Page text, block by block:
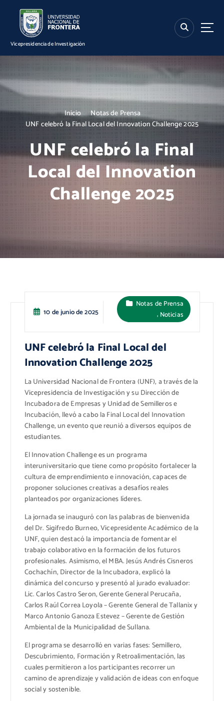
o
e
Vicepresidencia de Investigación
Inicio
Notas de Prensa
UNF celebró la Final Local del Innovation Challenge 2025
UNF celebró la Final
Local del Innovation
Challenge 2025
10 de junio de 2025
Notas de Prensa
, Noticias
UNF celebró la Final Local del
Innovation Challenge 2025
La Universidad Nacional de Frontera (UNF), a través de la
Vicepresidencia de Investigación y su Dirección de
Incubadora de Empresas y Unidad de Semilleros e
Incubación, llevó a cabo la Final Local del Innovation
Challenge, un evento que reunió a diversos equipos de
estudiantes.
El Innovation Challenge es un programa
interuniversitario que tiene como propósito fortalecer la
cultura de emprendimiento e innovación, capaces de
proponer soluciones creativas a desafíos reales
planteados por organizaciones líderes.
La jornada se inauguró con las palabras de bienvenida
del Dr. Sigifredo Burneo, Vicepresidente Académico de la
UNF, quien destacó la importancia de fomentar el
trabajo colaborativo en la formación de los futuros
profesionales. Asimismo, el MBA. Jesús Andrés Cisneros
Cochachín, Director de la Incubadora, explicó la
dinámica del concurso y presentó al jurado evaluador:
Lic. Carlos Castro Seron, Gerente General Perucaña,
Carlos Raúl Correa Loyola – Gerente General de Tallanix y
Marco Antonio Ganoza Estevez – Gerente de Gestión
Ambiental de la Municipalidad de Sullana.
El programa se desarrolló en varias fases: Semillero,
Descubrimiento, Formación y Retroalimentación, las
cuales permitieron a los participantes recorrer un
camino de aprendizaje y validación de ideas con enfoque
social y sostenible.